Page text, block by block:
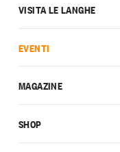
VISITA LE LANGHE
EVENTI
MAGAZINE
SHOP